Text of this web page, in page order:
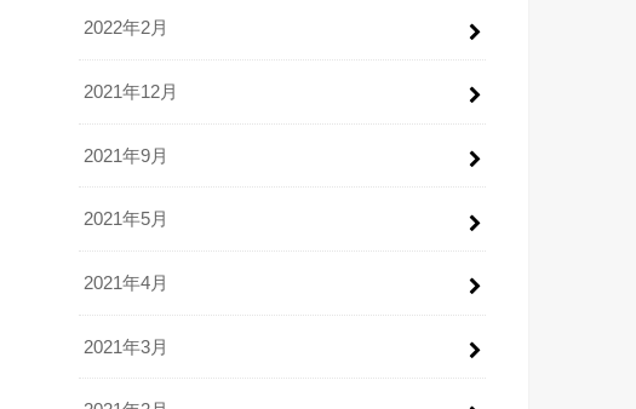
2022年2月
2021年12月
2021年9月
2021年5月
2021年4月
2021年3月